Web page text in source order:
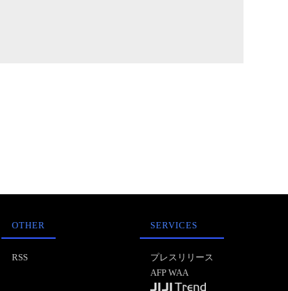
OTHER
RSS
SERVICES
プレスリリース
AFP WAA